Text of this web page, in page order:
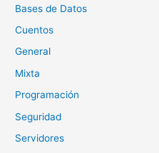
Bases de Datos
Cuentos
General
Mixta
Programación
Seguridad
Servidores